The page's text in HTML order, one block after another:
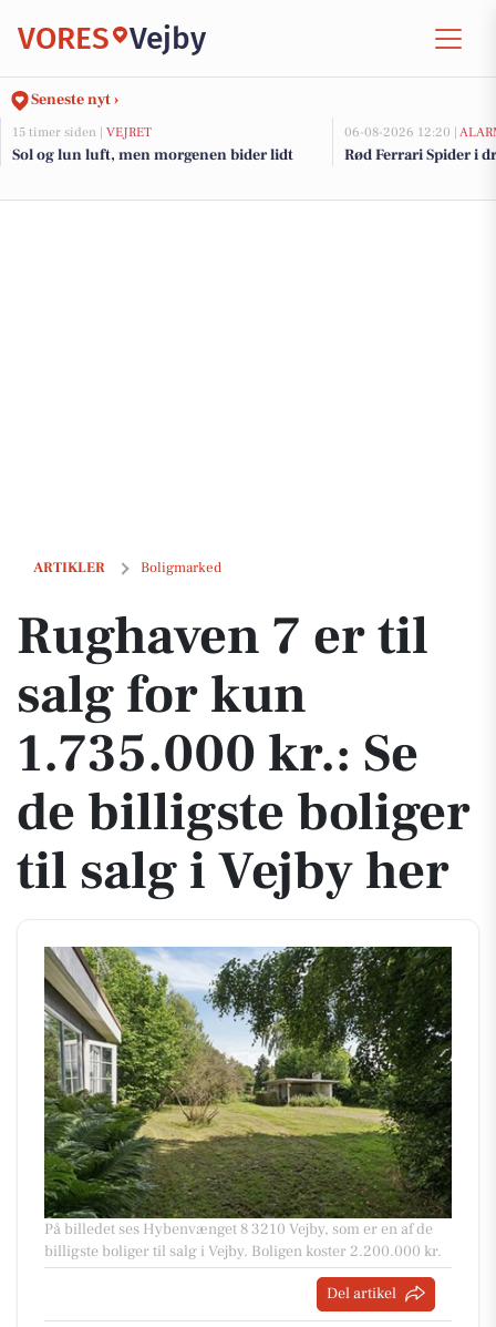
VORES Vejby
Seneste nyt ›
15 timer siden | VEJRET
Sol og lun luft, men morgenen bider lidt
06-08-2026 12:20 |
Rød Ferrari Spider i
ARTIKLER Boligmarked
Rughaven 7 er til salg for kun 1.735.000 kr.: Se de billigste boliger til
Rughaven 7 er til
salg for kun
1.735.000 kr.: Se
de billigste boliger
til salg i Vejby her
På billedet ses Hybenvænget 8 3210 Vejby, som er en af de
billigste boliger til salg i Vejby. Boligen koster 2.200.000 kr.
Del artikel